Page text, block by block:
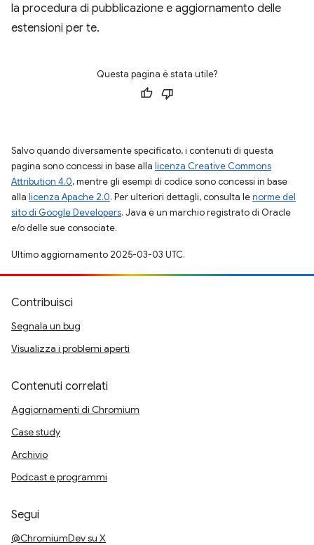
la procedura di pubblicazione e aggiornamento delle
estensioni per te.
Questa pagina è stata utile?
Salvo quando diversamente specificato, i contenuti di questa
pagina sono concessi in base alla licenza Creative Commons
Attribution 4.0, mentre gli esempi di codice sono concessi in base
alla licenza Apache 2.0. Per ulteriori dettagli, consulta lenorme del
sito di Google Developers. Java è un marchio registrato di Oracle
e/o delle sue consociate.
Ultimo aggiornamento 2025-03-03 UTC.
Contribuisci
Segnala un bug
Visualizza i problemi aperti
Contenuti correlati
Aggiornamenti di Chromium
Case study
Archivio
Podcast e programmi
Segui
@ChromiumDev su X